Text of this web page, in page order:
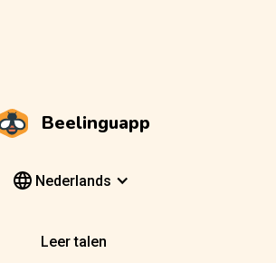
Beelinguapp
Nederlands
Leer talen